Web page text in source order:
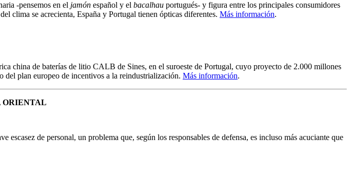
-pensemos en el jamón español y el bacalhau portugués- y figura entre los principales consumidores
clima se acrecienta, España y Portugal tienen ópticas diferentes. Más información.
china de baterías de litio CALB de Sines, en el suroeste de Portugal, cuyo proyecto de 2.000 millones
del plan europeo de incentivos a la reindustrialización. Más información.
ORIENTAL
escasez de personal, un problema que, según los responsables de defensa, es incluso más acuciante que